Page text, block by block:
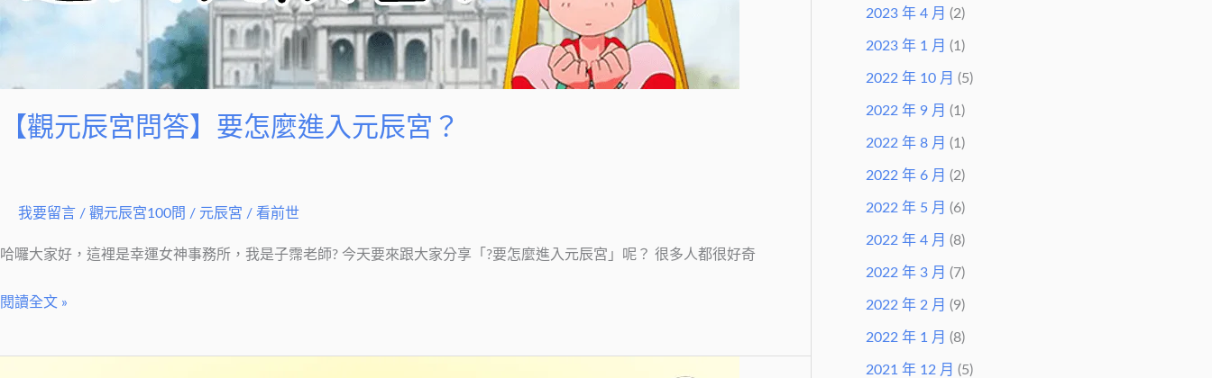
【觀元辰宮問答】要怎麼進入元辰宮？
我要留言 / 觀元辰宮100問 / 元辰宮 / 看前世
哈囉大家好，這裡是幸運女神事務所，我是子霈老師? 今天要來跟大家分享「?要怎麼進入元辰宮」呢？ 很多人都很好奇
麼
閱讀全文 »
2023 年 4 月 (2)
2023 年 1 月 (1)
2022 年 10 月 (5)
2022 年 9 月 (1)
2022 年 8 月 (1)
2022 年 6 月 (2)
2022 年 5 月 (6)
2022 年 4 月 (8)
2022 年 3 月 (7)
2022 年 2 月 (9)
2022 年 1 月 (8)
2021 年 12 月 (5)